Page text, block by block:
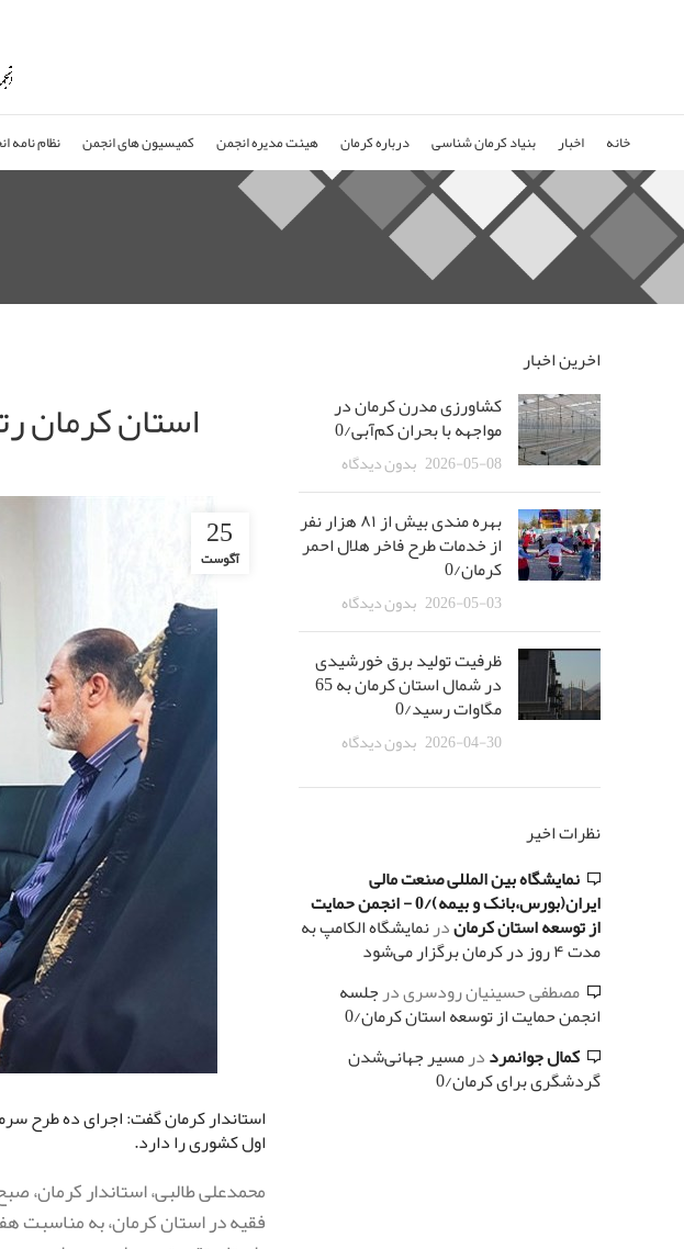
خانه اخبار بنیاد کرمان شناسی درباره کرمان هیئت مدیره انجمن کمیسیون های انجمن نظام نامه
استان کرمان
25
آگوست
اول کشوری را دارد.
فقیه در استان کرمان، به مناسبت
اخرین اخبار
کشاورزی مدرن کرمان در
مواجهه با بحران کم‌آبی/0
2026-05-08 بدون دیدگاه
بهره مندی بیش از ٨١ هزار نفر
از خدمات طرح فاخر هلال احمر
کرمان/0
2026-05-03 بدون دیدگاه
ظرفیت تولید برق خورشیدی
در شمال استان کرمان به 65
مگاوات رسید/0
2026-04-30 بدون دیدگاه
نظرات اخیر
نمایشگاه بین المللی صنعت مالی
ایران(بورس،بانک و بیمه)/0 - انجمن حمایت
از توسعه استان کرماندرنمایشگاه الکامپ به
مدت ۴ روز در کرمان برگزار می‌شود
مصطفی حسینیان رودسریدرجلسه
انجمن حمایت از توسعه استان کرمان/0
کمال جوانمرددرمسیر جهانی‌شدن
گردشگری برای کرمان/0